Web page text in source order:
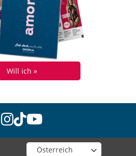
Will ich »
instagram
tiktok
youtube
Wähle deinen Shop